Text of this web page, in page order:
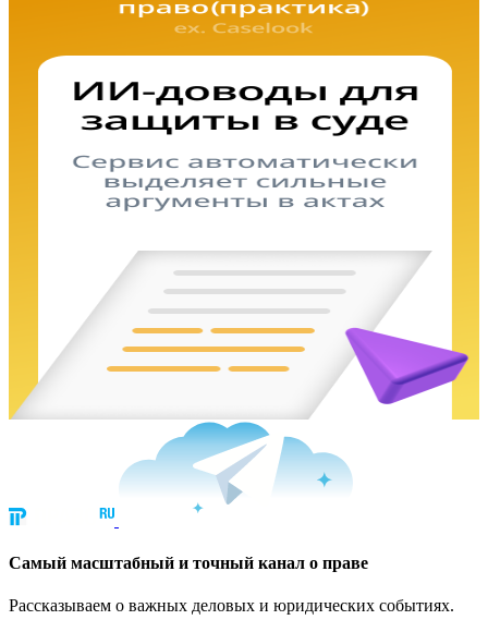
Cамый масштабный и точный канал о праве
Рассказываем о важных деловых и юридических событиях.